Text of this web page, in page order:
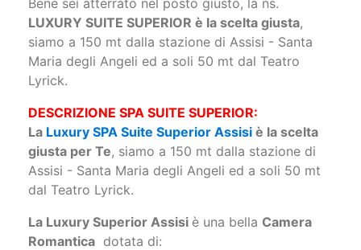
Lyrick.
DESCRIZIONE SPA SUITE SUPERIOR:
LaLuxury SPA Suite Superior Assisi è la scelta
giusta per Te
dal Teatro Lyrick.
La Luxury Superior Assisi è una bellaCamera
Romanticadotata di:
Vasca Idromassaggio Cromoterapica per 2
persone
Sauna Infrarossi